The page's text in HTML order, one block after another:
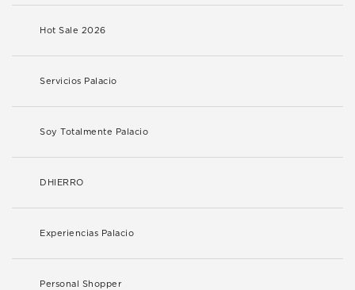
Hot Sale 2026
Servicios Palacio
Soy Totalmente Palacio
DHIERRO
Experiencias Palacio
Personal Shopper